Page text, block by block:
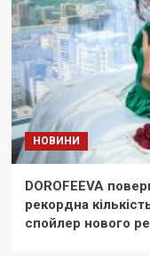
НОВИНИ
DOROFEEVA
рекордна
спойлер нового